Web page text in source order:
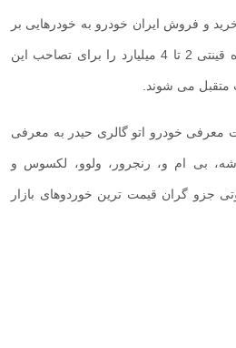
و فروش ایران خودرو به خودرهایی بر
می خوریم که مالکان آنها بازده قینتی 2 تا 4 میلیارد را برای تصاحب این
متقبل می شوند.
معرفی خودرو اتو گالری حیدر به معرفی
بی ام و، رنجرور، ولوو، لکسوس و
جزو گران قیمت ترین خوردوهای بازار